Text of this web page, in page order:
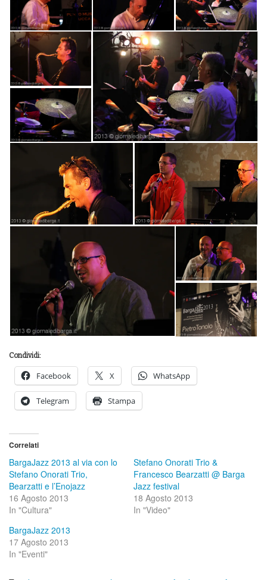
Condividi:
Facebook X WhatsApp
Telegram Stampa
Correlati
BargaJazz 2013 al via con lo
Stefano Onorati Trio,
Bearzatti e l’Enojazz
16 Agosto 2013
In "Cultura"
Stefano Onorati Trio &
Francesco Bearzatti @ Barga
Jazz festival
18 Agosto 2013
In "Video"
BargaJazz 2013
17 Agosto 2013
In "Eventi"